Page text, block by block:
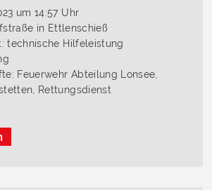
um 14:57 Uhr
in Ettlenschieß
technische Hilfeleistung
Feuerwehr Abteilung Lonsee,
Rettungsdienst